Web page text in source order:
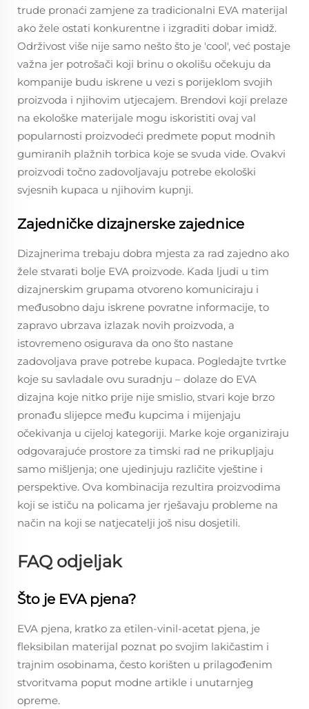
trude pronaći zamjene za tradicionalni EVA materijal
ako žele ostati konkurentne i izgraditi dobar imidž.
Održivost više nije samo nešto što je 'cool', već postaje
važna jer potrošači koji brinu o okolišu očekuju da
kompanije budu iskrene u vezi s porijeklom svojih
proizvoda i njihovim utjecajem. Brendovi koji prelaze
na ekološke materijale mogu iskoristiti ovaj val
popularnosti proizvodeći predmete poput modnih
gumiranih plažnih torbica koje se svuda vide. Ovakvi
proizvodi točno zadovoljavaju potrebe ekološki
svjesnih kupaca u njihovim kupnji.
Zajedničke dizajnerske zajednice
Dizajnerima trebaju dobra mjesta za rad zajedno ako
žele stvarati bolje EVA proizvode. Kada ljudi u tim
dizajnerskim grupama otvoreno komuniciraju i
međusobno daju iskrene povratne informacije, to
zapravo ubrzava izlazak novih proizvoda, a
istovremeno osigurava da ono što nastane
zadovoljava prave potrebe kupaca. Pogledajte tvrtke
koje su savladale ovu suradnju – dolaze do EVA
dizajna koje nitko prije nije smislio, stvari koje brzo
pronađu slijepce među kupcima i mijenjaju
očekivanja u cijeloj kategoriji. Marke koje organiziraju
odgovarajuće prostore za timski rad ne prikupljaju
samo mišljenja; one ujedinjuju različite vještine i
perspektive. Ova kombinacija rezultira proizvodima
koji se ističu na policama jer rješavaju probleme na
način na koji se natjecatelji još nisu dosjetili.
FAQ odjeljak
Što je EVA pjena?
EVA pjena, kratko za etilen-vinil-acetat pjena, je
fleksibilan materijal poznat po svojim lakičastim i
trajnim osobinama, često korišten u prilagođenim
stvoritvama poput modne artikle i unutarnjeg
opreme.